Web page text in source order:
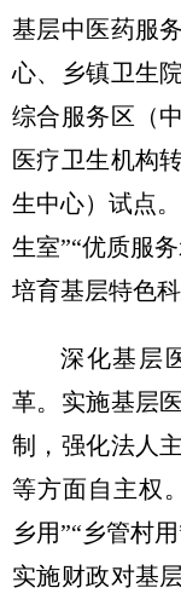
基层中医药服
心、乡镇卫生
综合服务区（
医疗卫生机构
生中心）试点
生室”“优质服
培育基层特色科
深化基层
革。实施基层
制，强化法人
等方面自主权
乡用”“乡管村
实施财政对基